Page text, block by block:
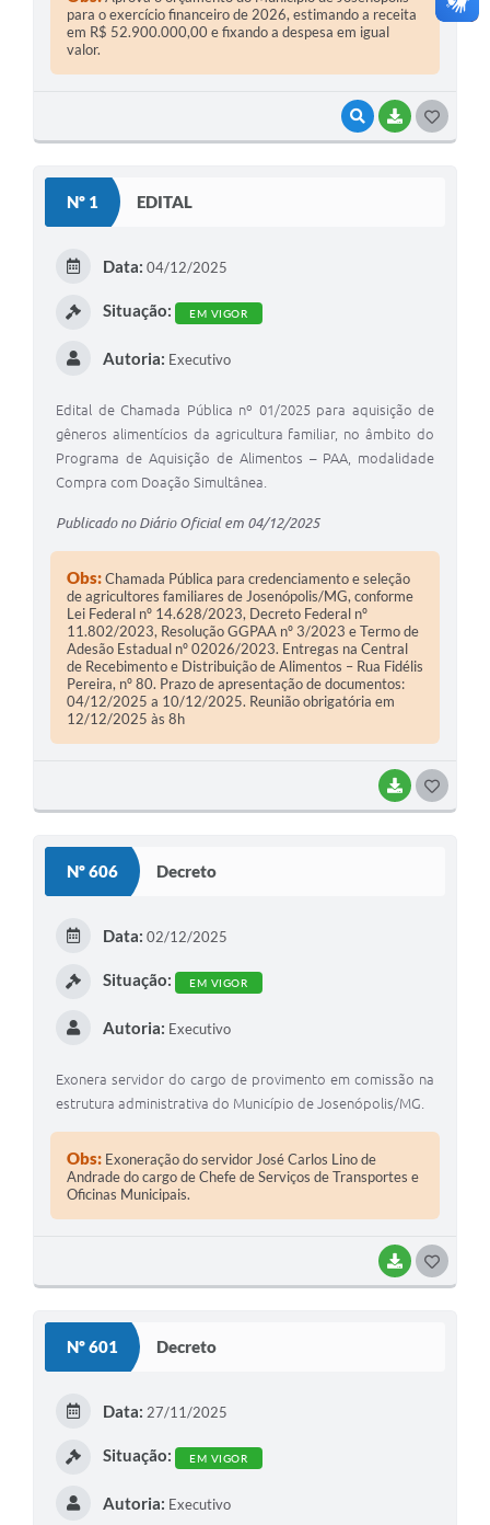
VISUALIZAR
BAIXAR
para o exercício financeiro de 2026, estimando a receita
em R$ 52.900.000,00 e fixando a despesa em igual
valor.
Nº 1 EDITAL
BAIXAR
Data: 04/12/2025
Situação: EM VIGOR
Autoria: Executivo
Edital de Chamada Pública nº 01/2025 para aquisição de
gêneros alimentícios da agricultura familiar, no âmbito do
Programa de Aquisição de Alimentos – PAA, modalidade
Compra com Doação Simultânea.
Publicado no Diário Oficial em 04/12/2025
Obs:Chamada Pública para credenciamento e seleção
de agricultores familiares de Josenópolis/MG, conforme
Lei Federal nº 14.628/2023, Decreto Federal nº
11.802/2023, Resolução GGPAA nº 3/2023 e Termo de
Adesão Estadual nº 02026/2023. Entregas na Central
de Recebimento e Distribuição de Alimentos – Rua Fidélis
Pereira, nº 80. Prazo de apresentação de documentos:
04/12/2025 a 10/12/2025. Reunião obrigatória em
12/12/2025 às 8h
Nº 606 Decreto
BAIXAR
Data: 02/12/2025
Situação: EM VIGOR
Autoria: Executivo
Exonera servidor do cargo de provimento em comissão na
estrutura administrativa do Município de Josenópolis/MG.
Obs: Exoneração do servidor José Carlos Lino de
Andrade do cargo de Chefe de Serviços de Transportes e
Oficinas Municipais.
Nº 601 Decreto
Data: 27/11/2025
Situação: EM VIGOR
Autoria: Executivo